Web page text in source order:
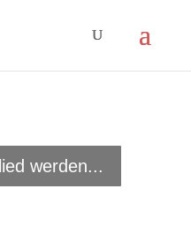
werden...